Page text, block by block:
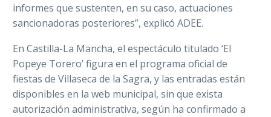
informes que sustenten, en su caso, actuaciones
sancionadoras posteriores”, explicó ADEE.
En Castilla-La Mancha, el espectáculo titulado ‘El
Popeye Torero’ figura en el programa oficial de
fiestas de Villaseca de la Sagra, y las entradas están
disponibles en la web municipal, sin que exista
autorización administrativa, según ha confirmado a